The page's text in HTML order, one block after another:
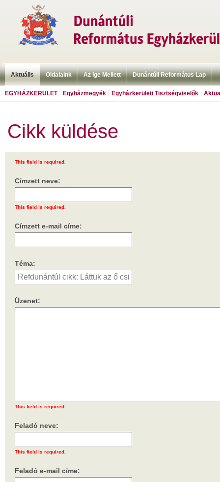
Aktuális Oldalaink Az Ige Mellett Dunántúli Református Lap
EGYHÁZKERÜLET Egyházmegyék Egyházkerületi Tisztségviselők
Cikk küldése
This field is required.
Címzett neve:
This field is required.
Címzett e-mail címe:
Téma:
Üzenet:
This field is required.
Feladó neve:
This field is required.
Feladó e-mail címe: